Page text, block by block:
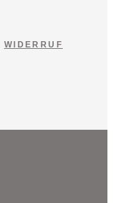
WIDERRUF